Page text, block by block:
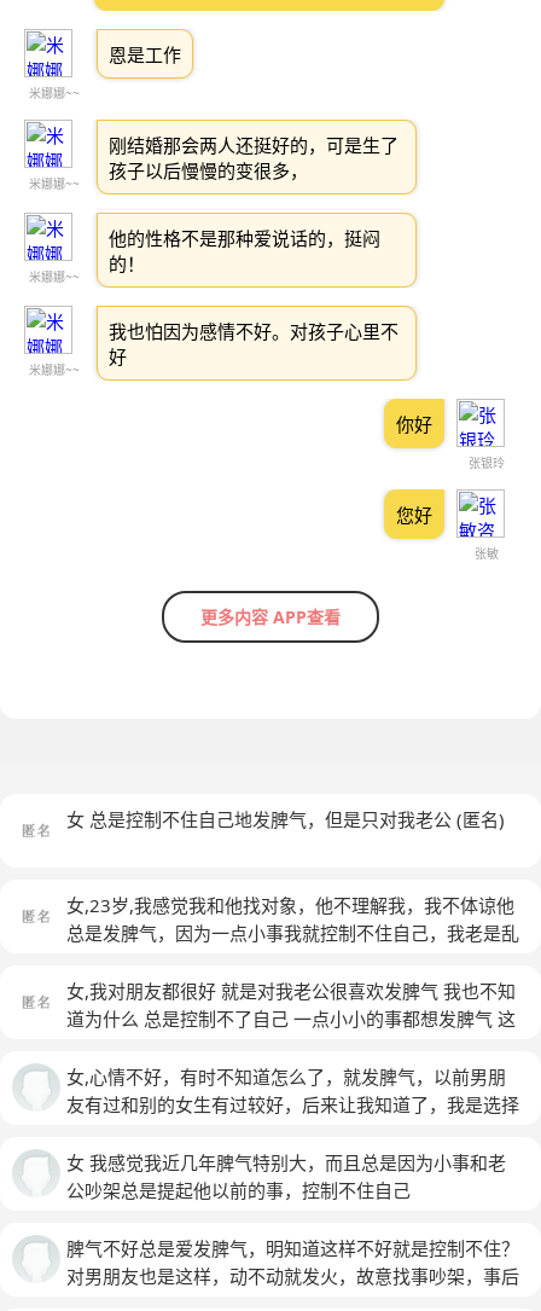
米娜娜~~
恩是工作
米娜娜~~
刚结婚那会两人还挺好的，可是生了
孩子以后慢慢的变很多，
米娜娜~~
他的性格不是那种爱说话的，挺闷
的！
米娜娜~~
我也怕因为感情不好。对孩子心里不
好
张银玲
你好
张敏
您好
更多内容 APP查看
女 总是控制不住自己地发脾气，但是只对我老公 (匿名)
女,23岁,我感觉我和他找对象，他不理解我，我不体谅他
总是发脾气，因为一点小事我就控制不住自己，我老是乱
女,我对朋友都很好 就是对我老公很喜欢发脾气 我也不知
道为什么 总是控制不了自己 一点小小的事都想发脾气 这
女,心情不好，有时不知道怎么了，就发脾气，以前男朋
友有过和别的女生有过较好，后来让我知道了，我是选择
的时候，他不会哄我，我就只能，越来越生气，到现在自
己控制不住了，
女 我感觉我近几年脾气特别大，而且总是因为小事和老
公吵架总是提起他以前的事，控制不住自己
脾气不好总是爱发脾气，明知道这样不好就是控制不住？
对男朋友也是这样，动不动就发火，故意找事吵架，事后